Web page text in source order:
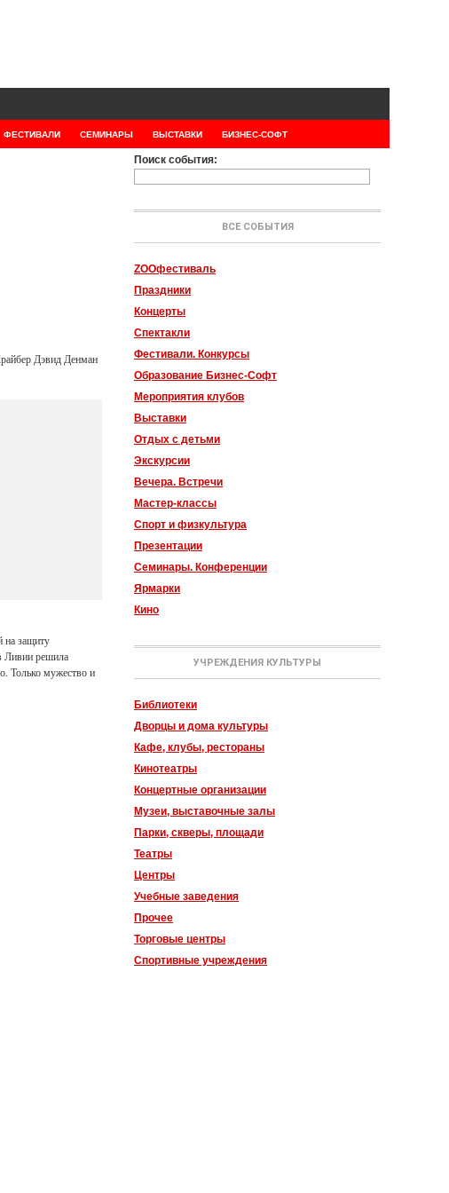
ФЕСТИВАЛИ СЕМИНАРЫ ВЫСТАВКИ БИЗНЕС-СОФТ
Дэвид Денман
на защиту
Ливии решила
Только мужество и
Поиск события:
ВСЕ СОБЫТИЯ
ZOOфестиваль
Праздники
Концерты
Спектакли
Фестивали. Конкурсы
Образование Бизнес-Софт
Мероприятия клубов
Выставки
Отдых с детьми
Экскурсии
Вечера. Встречи
Мастер-классы
Спорт и физкультура
Презентации
Семинары. Конференции
Ярмарки
Кино
УЧРЕЖДЕНИЯ КУЛЬТУРЫ
Библиотеки
Дворцы и дома культуры
Кафе, клубы, рестораны
Кинотеатры
Концертные организации
Музеи, выставочные залы
Парки, скверы, площади
Театры
Центры
Учебные заведения
Прочее
Торговые центры
Спортивные учреждения